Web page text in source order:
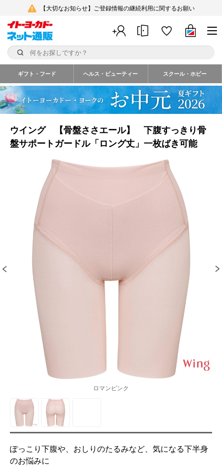
【大切なお知らせ】ご登録情報の継続利用に関するお願い
ギフト・フード ヘルス・ビューティー スクール・ホビー
ウイング 【骨盤ささエール】 下腹すっきり骨
盤サポートガードル「ロング丈」一枚ばき可能
ロマンピンク
ぽっこり下腹や、おしりのたるみなど、気になる下半身
のお悩みに